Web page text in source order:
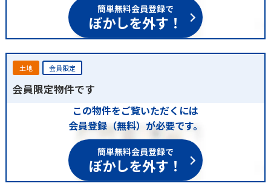
簡単無料会員登録で
ぼかしを外す！
土地 会員限定
会員限定物件です
この物件をご覧いただくには
会員登録（無料）が必要です。
簡単無料会員登録で
ぼかしを外す！